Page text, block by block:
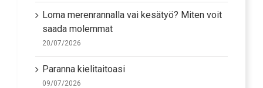
Loma merenrannalla vai kesätyö? Miten voit
saada molemmat
20/07/2026
Paranna kielitaitoasi
09/07/2026